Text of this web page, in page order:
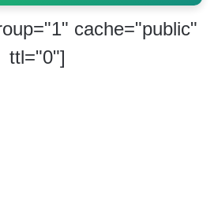
cache="public"
ttl="0"]